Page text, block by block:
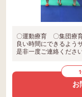
〇運動療育 〇集団療
良い時間にできるよう
是非一度ご連絡くださ
お